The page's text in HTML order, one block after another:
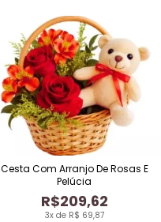
3x de R$ 69,87
R$209,62
Cesta Com Arranjo De Rosas E
Pelúcia